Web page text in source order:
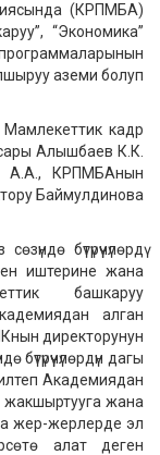
(КРПМБА)
“Экономика”
аземи болуп
кадр
Алышбаев К.К.
А.А., КРПМБАнын
Баймулдинова
бүтүрүүчүлөрдү
иштерине жана
башкаруу
алган
директорунун
дагы
Академиядан
жакшыртууга жана
жер-жерлерде эл
алат деген